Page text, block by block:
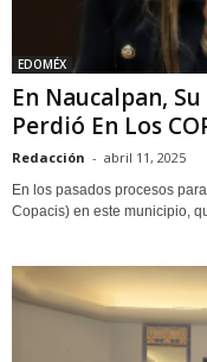
EDOMÉX
En Naucalpan,
Perdió En Los
Redacción - abril 11, 2025
En los pasados procesos
Copacis) en este municipio,